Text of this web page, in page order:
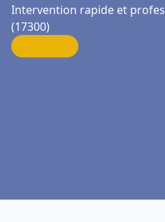
Intervention rapide et
(17300)